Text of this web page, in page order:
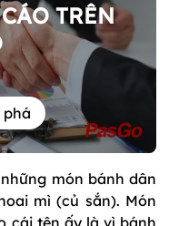
TRÊN
phá
món bánh dân
mì (củ sắn). Món
cái tên ấy là vì bánh